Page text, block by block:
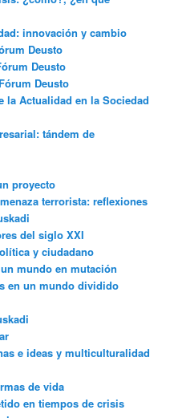
innovación y cambio
Deusto
Deusto
Deusto
la Actualidad en la Sociedad
tándem de
proyecto
terrorista: reflexiones
del siglo XXI
y ciudadano
mundo en mutación
en un mundo dividido
e ideas y multiculturalidad
de vida
en tiempos de crisis